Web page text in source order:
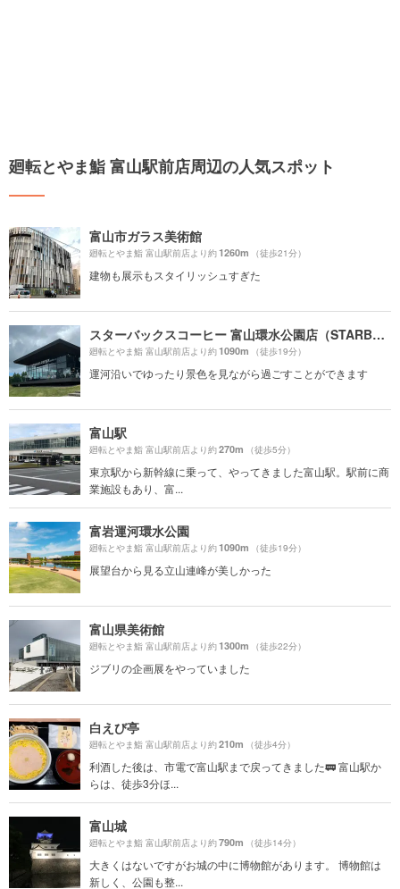
廻転とやま鮨 富山駅前店周辺の人気スポット
富山市ガラス美術館
廻転とやま鮨 富山駅前店より約1260m （徒歩21分）
建物も展示もスタイリッシュすぎた
スターバックスコーヒー 富山環水公園店（STARBUCKS COFFEE）
廻転とやま鮨 富山駅前店より約1090m （徒歩19分）
運河沿いでゆったり景色を見ながら過ごすことができます
富山駅
廻転とやま鮨 富山駅前店より約270m （徒歩5分）
東京駅から新幹線に乗って、やってきました富山駅。駅前に商
業施設もあり、富...
富岩運河環水公園
廻転とやま鮨 富山駅前店より約1090m （徒歩19分）
展望台から見る立山連峰が美しかった
富山県美術館
廻転とやま鮨 富山駅前店より約1300m （徒歩22分）
ジブリの企画展をやっていました
白えび亭
廻転とやま鮨 富山駅前店より約210m （徒歩4分）
利酒した後は、市電で富山駅まで戻ってきました🚃 富山駅か
らは、徒歩3分ほ...
富山城
廻転とやま鮨 富山駅前店より約790m （徒歩14分）
大きくはないですがお城の中に博物館があります。 博物館は
新しく、公園も整...